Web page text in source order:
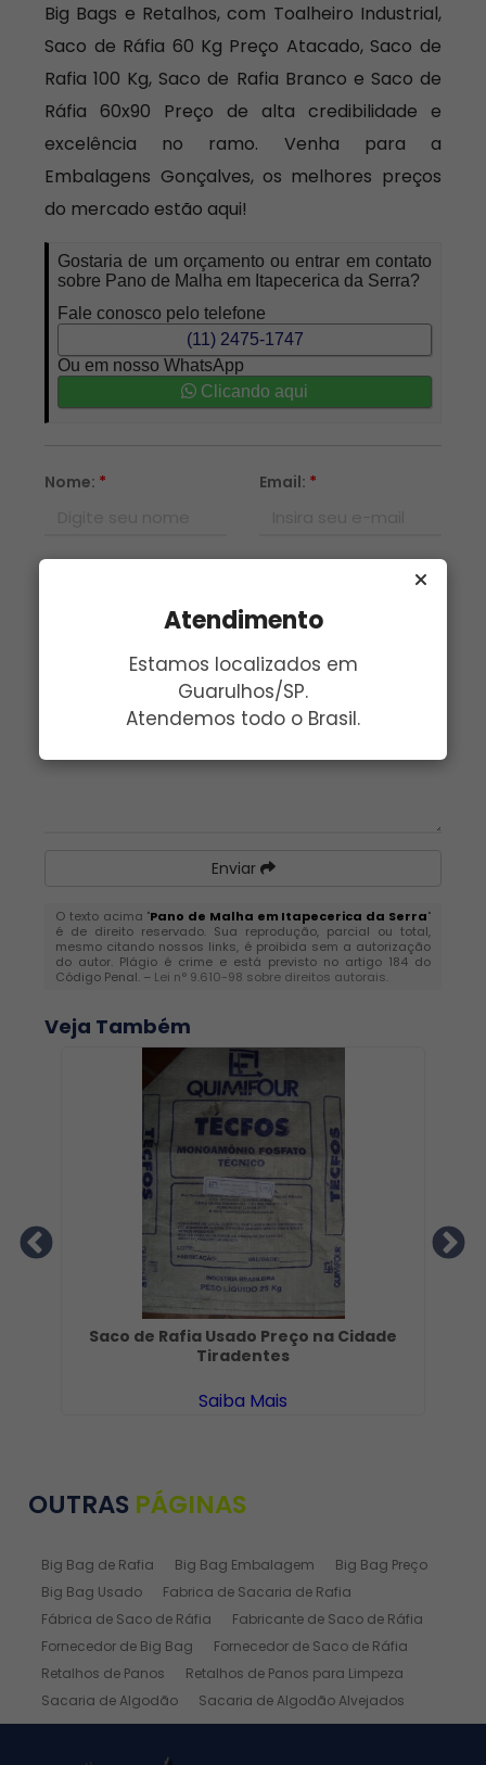
Atendimento
Estamos localizados em
Guarulhos/SP.
Atendemos todo o Brasil.
Big Bags e Retalhos, com Toalheiro Industrial,
Saco de Ráfia 60 Kg Preço Atacado, Saco de
Rafia 100 Kg, Saco de Rafia Branco e Saco de
Ráfia 60x90 Preço de alta credibilidade e
excelência no ramo. Venha para a
Embalagens Gonçalves, os melhores preços
do mercado estão aqui!
Gostaria de um orçamento ou entrar em contato
sobre Pano de Malha em Itapecerica da Serra?
Fale conosco pelo telefone
(11) 2475-1747
Ou em nosso WhatsApp
Clicando aqui
Nome: * Email: *
Mensagem:
Enviar
O texto acima "Pano de Malha em Itapecerica da Serra"
é de direito reservado. Sua reprodução, parcial ou total,
mesmo citando nossos links, é proibida sem a autorização
do autor. Plágio é crime e está previsto no artigo 184 do
Código Penal. – Lei n° 9.610-98 sobre direitos autorais.
Veja Também
Saco de Rafia Usado Preço na Cidade
Tiradentes
Saiba Mais
OUTRAS PÁGINAS
Big Bag de Rafia Big Bag Embalagem
Big Bag Preço
Big Bag Usado
Fabrica de Sacaria de Rafia
Fábrica de Saco de Ráfia
Fabricante de Saco de Ráfia
Fornecedor de Big Bag
Fornecedor de Saco de Ráfia
Retalhos de Panos
Retalhos de Panos para Limpeza
Sacaria de Algodão
Sacaria de Algodão Alvejados
Sacaria de Ráfia
Sacaria de Rafia Laminada